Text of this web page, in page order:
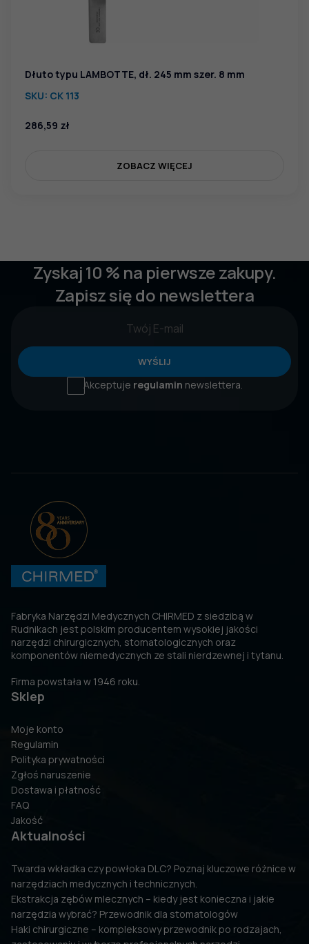
Dłuto typu LAMBOTTE, dł. 245 mm szer. 8 mm
SKU: CK 113
286,59 zł
ZOBACZ WIĘCEJ
Zyskaj 10 % na pierwsze zakupy.
Zapisz się do newslettera
WYŚLIJ
Akceptuje regulamin newslettera.
Fabryka Narzędzi Medycznych CHIRMED z siedzibą w
Rudnikach jest polskim producentem wysokiej jakości
narzędzi chirurgicznych, stomatologicznych oraz
komponentów niemedycznych ze stali nierdzewnej i tytanu.
Firma powstała w 1946 roku.
Sklep
Moje konto
Regulamin
Polityka prywatności
Zgłoś naruszenie
Dostawa i płatność
FAQ
Jakość
Aktualności
Twarda wkładka czy powłoka DLC? Poznaj kluczowe różnice w
narzędziach medycznych i technicznych.
Ekstrakcja zębów mlecznych – kiedy jest konieczna i jakie
narzędzia wybrać? Przewodnik dla stomatologów
Haki chirurgiczne – kompleksowy przewodnik po rodzajach,